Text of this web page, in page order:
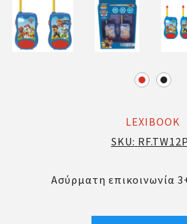
LEXIBOOK
SKU:
Ασύρματη επικοινωνία